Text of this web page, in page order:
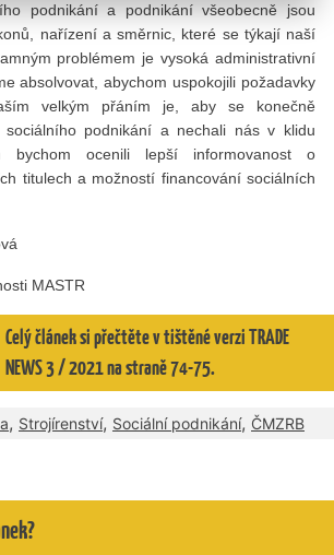
podnikání a podnikání všeobecně jsou
nařízení a směrnic, které se týkají naší
problémem je vysoká administrativní
absolvovat, abychom uspokojili požadavky
velkým přáním je, aby se konečně
sociálního podnikání a nechali nás v klidu
bychom ocenili lepší informovanost o
titulech a možností financování sociálních
MASTR
Celý článek si přečtěte v tištěné verzi TRADE
NEWS 3 / 2021 na straně 74-75.
, Strojírenství, Sociální podnikání, ČMZRB